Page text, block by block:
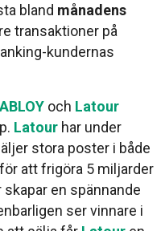
bland månadens
transaktioner på
kundernas
och Latour
Latour har under
stora poster i både
för att frigöra 5 miljarder
en spännande
ser vinnare i